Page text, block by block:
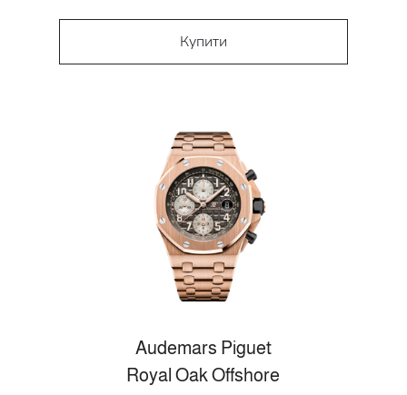
Купити
Audemars Piguet
Royal Oak Offshore